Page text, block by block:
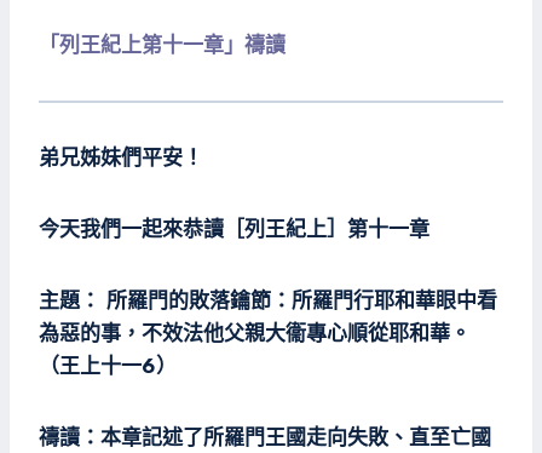
「列王紀上第十一章」禱讀
弟兄姊妹們平安！
今天我們一起來恭讀［列王紀上］第十一章
主題： 所羅門的敗落鑰節：所羅門行耶和華眼中看
為惡的事，不效法他父親大衞專心順從耶和華。
（王上十一6）
禱讀：本章記述了所羅門王國走向失敗、直至亡國